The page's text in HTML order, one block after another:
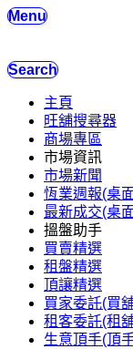
Menu
Search
主頁
旺舖搜尋器
商場專區
市場資訊
市場新聞
恆業週報(桌
最新成交(桌
搵盤助手
買賣精選
租盤精選
頂讓精選
買家委託(買
租客委託(租
生意頂手(頂